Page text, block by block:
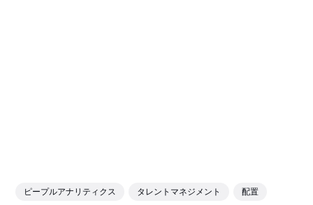
ピープルアナリティクス タレントマネジメント 配置